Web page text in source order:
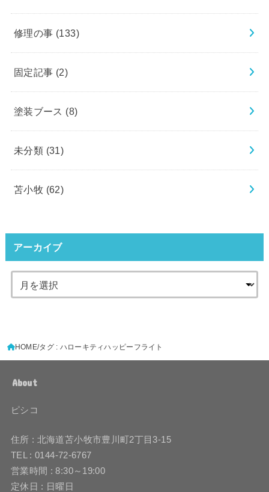
修理の事 (133)
固定記事 (2)
塗装ブース (8)
未分類 (31)
苫小牧 (62)
アーカイブ
HOME タグ : ハローキティハッピーフライト
About
ピシコ
住所 : 北海道苫小牧市豊川町2丁目3-15
TEL : 0144-72-6767
営業時間 : 8:30～19:00
定休日 : 日曜日